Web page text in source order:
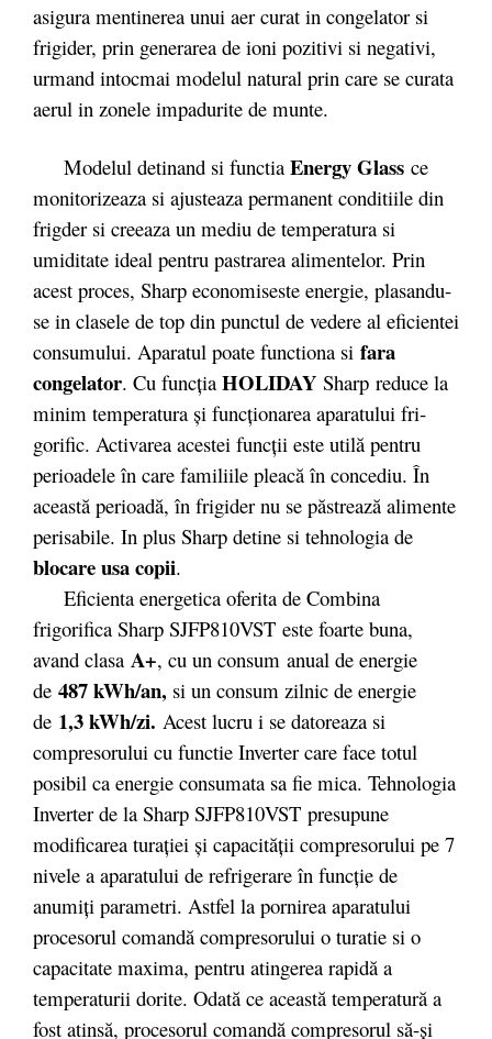
asigura mentinerea unui aer curat in congelator si
frigider, prin generarea de ioni pozitivi si negativi,
urmand intocmai modelul natural prin care se curata
aerul in zonele impadurite de munte.
Modelul detinand si functia Energy Glass ce
monitorizeaza si ajusteaza permanent conditiile din
frigder si creeaza un mediu de temperatura si
umiditate ideal pentru pastrarea alimentelor. Prin
acest proces, Sharp economiseste energie, plasandu-
se in clasele de top din punctul de vedere al eficientei
consumului. Aparatul poate functiona si fara
congelator. Cu funcţia HO­LIDAY Sharp re­duce la
minim tem­pe­ratura şi func­­­ţionarea a­pa­ratului fri­­
gorific. Ac­tivarea acestei funcţii este utilă pentru
perioadele în care familiile pleacă în concediu. În
această pe­­rioadă, în fri­gider nu se păstrează alimente
perisabile. In plus Sharp detine si tehnologia de
blocare usa copii.
Eficienta energetica oferita de Combina
frigorifica Sharp SJFP810VST este foarte buna,
avand clasa A+, cu un consum anual de energie
de 487 kWh/an, si un consum zilnic de energie
de 1,3 kWh/zi. Acest lucru i se datoreaza si
compresorului cu functie Inverter care face totul
posibil ca energie consumata sa fie mica. Tehnologia
Inverter de la Sharp SJFP810VST presupune
modificarea turației și capacității compresorului pe 7
nivele a aparatului de refrigerare în funcție de
anumiți parametri. Astfel la pornirea aparatului
procesorul comandă compresorului o turatie si o
capacitate maxima, pentru atingerea rapidă a
temperaturii dorite. Odată ce această temperatură a
fost atinsă, procesorul comandă compresorul să-și